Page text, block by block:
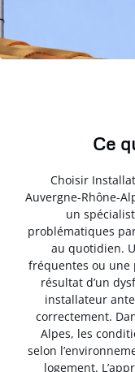
Ce
Choisir
Auvergne-Rhône-
un
problématiques
au quotidien.
fréquentes ou une
résultat d’un
installateur
correctement.
Alpes, les
selon
logement.